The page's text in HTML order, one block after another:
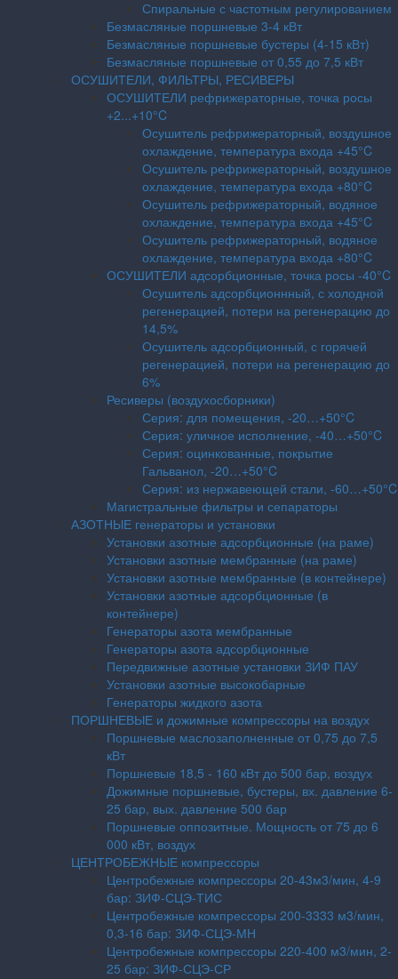
Спиральные с частотным регулированием
Безмасляные поршневые 3-4 кВт
Безмасляные поршневые бустеры (4-15 кВт)
Безмасляные поршневые от 0,55 до 7,5 кВт
ОСУШИТЕЛИ, ФИЛЬТРЫ, РЕСИВЕРЫ
ОСУШИТЕЛИ рефрижераторные, точка росы
+2...+10°C
Осушитель рефрижераторный, воздушное
охлаждение, температура входа +45°C
Осушитель рефрижераторный, воздушное
охлаждение, температура входа +80°C
Осушитель рефрижераторный, водяное
охлаждение, температура входа +45°C
Осушитель рефрижераторный, водяное
охлаждение, температура входа +80°C
ОСУШИТЕЛИ адсорбционные, точка росы -40°C
Осушитель адсорбционнный, с холодной
регенерацией, потери на регенерацию до
14,5%
Осушитель адсорбционный, с горячей
регенерацией, потери на регенерацию до
6%
Ресиверы (воздухосборники)
Серия: для помещения, -20…+50°C
Серия: уличное исполнение, -40…+50°C
Серия: оцинкованные, покрытие
Гальванол, -20…+50°C
Серия: из нержавеющей стали, -60…+50°C
Магистральные фильтры и сепараторы
АЗОТНЫЕ генераторы и установки
Установки азотные адсорбционные (на раме)
Установки азотные мембранные (на раме)
Установки азотные мембранные (в контейнере)
Установки азотные адсорбционные (в
контейнере)
Генераторы азота мембранные
Генераторы азота адсорбционные
Передвижные азотные установки ЗИФ ПАУ
Установки азотные высокобарные
Генераторы жидкого азота
ПОРШНЕВЫЕ и дожимные компрессоры на воздух
Поршневые маслозаполненные от 0,75 до 7,5
кВт
Поршневые 18,5 - 160 кВт до 500 бар, воздух
Дожимные поршневые, бустеры, вх. давление 6-
25 бар, вых. давление 500 бар
Поршневые оппозитные. Мощность от 75 до 6
000 кВт, воздух
ЦЕНТРОБЕЖНЫЕ компрессоры
Центробежные компрессоры 20-43м3/мин, 4-9
бар: ЗИФ-СЦЭ-ТИС
Центробежные компрессоры 200-3333 м3/мин,
0,3-16 бар: ЗИФ-СЦЭ-МН
Центробежные компрессоры 220-400 м3/мин, 2-
25 бар: ЗИФ-СЦЭ-СР